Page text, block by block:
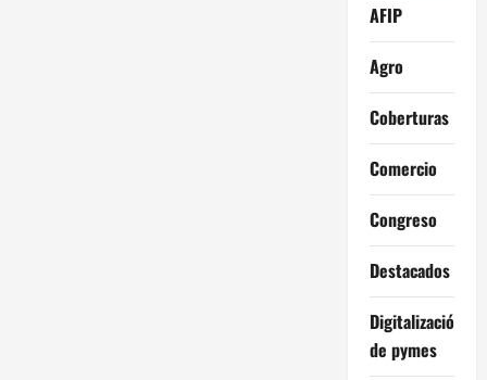
AFIP
Agro
Coberturas
Comercio
Congreso
Destacados
Digitalización
de pymes